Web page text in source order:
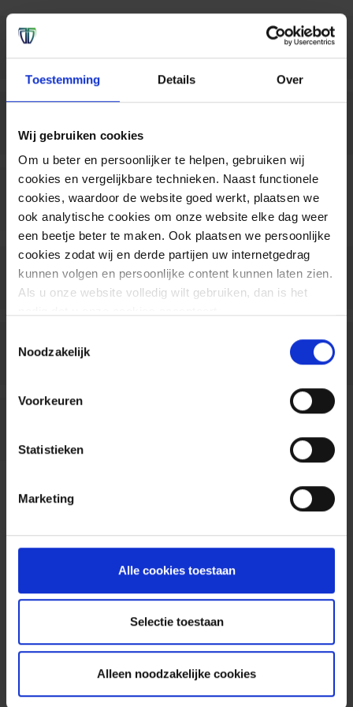
Toestemming Details Over
Wij gebruiken cookies
Om u beter en persoonlijker te helpen, gebruiken wij
cookies en vergelijkbare technieken. Naast functionele
cookies, waardoor de website goed werkt, plaatsen we
ook analytische cookies om onze website elke dag weer
een beetje beter te maken. Ook plaatsen we persoonlijke
cookies zodat wij en derde partijen uw internetgedrag
kunnen volgen en persoonlijke content kunnen laten zien.
Als u onze website volledig wilt gebruiken, dan is het
Noodzakelijk
Voorkeuren
Statistieken
Marketing
Alle cookies toestaan
Selectie toestaan
Alleen noodzakelijke cookies
Catalyst 2960-
Plus 24TC-L
Plus 24LC-L
Catalyst 2960-
Plus 24LC-S
Plus 24PC-L
Plus 24PC-S
Catalyst 2960-
Plus 48PST-L
Catalyst 2960-
Plus 48PST-S
Catalyst 2960-
Plus 24TC-L
Catalyst 2960-
Plus 24LC-L
Catalyst 2960-
Plus 24LC-S
Plus 24PC-L
Catalyst 2960-
Plus 48TC-L